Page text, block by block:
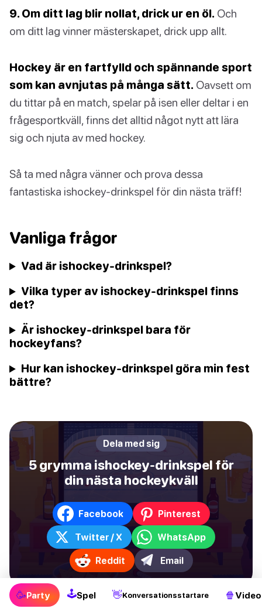
9. Om ditt lag blir nollat, drick ur en öl. Och
om ditt lag vinner mästerskapet, drick upp allt.
Hockey är en fartfylld och spännande sport
som kan avnjutas på många sätt. Oavsett om
du tittar på en match, spelar på isen eller deltar i en
frågesportkväll, finns det alltid något nytt att lära
sig och njuta av med hockey.
Så ta med några vänner och prova dessa
fantastiska ishockey-drinkspel för din nästa träff!
Vanliga frågor
Vad är ishockey-drinkspel?
Vilka typer av ishockey-drinkspel finns
det?
Är ishockey-drinkspel bara för
hockeyfans?
Hur kan ishockey-drinkspel göra min fest
bättre?
Dela med sig
5 grymma ishockey-drinkspel för
din nästa hockeykväll
Facebook Pinterest
Twitter / X WhatsApp
Reddit Email
🥳Party 🕹Spel 👋Konversationsstartare 🍿